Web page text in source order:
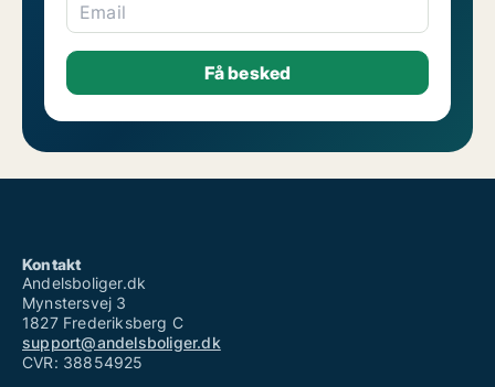
Email
Kontakt
Andelsboliger.dk
Mynstersvej 3
1827 Frederiksberg C
support@andelsboliger.dk
CVR: 38854925